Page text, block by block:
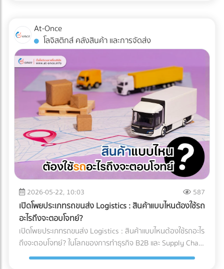
งาน ระบบระบายน้ำใต้ดิน (Subsurface Drainage): วางท่อเจาะรู
ใต้ดินเพื่อลดระดับน้ำใต้ดิน ป้องกันดินอ่อนตัว บ่อพักน้ำและปั๊ม
น้ำ (Retention Ponds & Pump Stations): สร้างบ่อพักน้ำ
ชั่วคราวในจุดที่ต่ำที่สุด และใช้ปั๊มน้ำบาดาลหรือเครื่องสูบน้ำขนาด
ใหญ่ สูบน้ำออกสู่แหล่งน้ำสาธารณะอย่างรวดเร็ว ผลลัพธ์ที่ได้
และคำแนะนำสำหรับ Site Manager จากการวางระบบระบายน้ำ
อย่างรัดกุม โครงการสามารถดำเนินงานต่อได้ 100% ตลอดฤดู
ฝน อายุการใช้งานของเครื่องจักรไม่สั้นลง และไม่มีค่าซ่อมบำรุง
ฉุกเฉิน สรุป 3 ข้อแนะนำก่อนเริ่มงาน: 1. เช็กประวัติน้ำท่วมย้อน
หลัง 2. เตรียมเนินดินหรือพื้นที่สูงสำหรับจอดเครื่องจักรหลังเลิก
งาน 3. จัดทำแผนฉุกเฉินในการอพยพเครื่องจักร กำลังเตรียม
พื้นที่ก่อสร้าง หรือต้องการเช่าเครื่องจักรหนัก หรือวางแผน
จัดการเรื่องน้ำ? ค้นหาและเปรียบเทียบบริการได้ที่ At-Once
แพลตฟอร์มรวมธุรกิจ B2B อันดับหนึ่งของไทย
และเสียต้นทุน ในปี 2026 AI ตรวจสอบคุณภาพ และ Machine
Learning โรงงาน ได้เข้ามาปฏิวัติเครื่องตรวจจับสิ่งแปลกปลอม
ไปสู่ยุคใหม่ที่แม่นยำกว่าเดิมเพื่อแก้ปัญหา False Reject อย่าง
จริงจัง ซึ่งถือเป็นมาตรฐานใหม่ที่โรงงานอาหารในไทยต้องเริ่ม
ปรับตัวตามแนวทางสากลนี้ Machine Learning เปลี่ยนการ
ทำงานของเครื่อง X-ray อย่างไร? เทคโนโลยี X-ray
อุตสาหกรรมอาหาร 2026 ใช้ระบบ AI ในการทำ Anomaly
Detection (การตรวจจับความผิดปกติ) แทนที่จะตั้งค่าความหนา
แน่นแบบตายตัว AI จะเรียนรู้ภาพของอาหารที่สมบูรณ์แบบนับ
หมื่นภาพ เมื่อเจอสิ่งผิดปกติที่ซ่อนอยู่ในพื้นผิวที่ซับซ้อน (เช่น
ซีเรียล หรือถั่วรวม) AI จะประมวลผลและคัดแยกได้อย่างแม่นยำ 3
เทรนด์ความสามารถใหม่ของระบบ QC อาหารอัตโนมัติ 1. การ
ตรวจจับสิ่งแปลกปลอมความหนาแน่นต่ำ: AI ช่วยให้เครื่องสแกน
x-ray ตรวจจับพลาสติกบาง, ยาง, หรือกระดูกอ่อนในเนื้อสัตว์
ซึ่งเป็นสิ่งที่รังสี X-ray แบบเดิมมักจะมองข้าม 2. ตรวจสอบบรรจุ
ภัณฑ์และน้ำหนักในขั้นตอนเดียว: เครื่อง X-ray ยุคใหม่สามารถ
ตรวจสอบรอยซีลรั่ว สินค้าแหว่งหาย และเช็กน้ำหนักรวมไปพร้อม
กับการหาสิ่งแปลกปลอมในเสี้ยววินาที 3. Data Analytics &
Cloud Monitoring: เชื่อมต่อข้อมูลขึ้น Cloud แบบ Real-time
ทำให้ผู้จัดการโรงงานรู้ได้ทันทีว่าของเสียเกิดจากไลน์ผลิตไหน
At-Once
โลจิสติกส์ คลังสินค้า และการจัดส่ง
2026-05-22, 10:03 587
เปิดโพยประเภทรถขนส่ง Logistics : สินค้าแบบไหนต้องใช้รถ
อะไรถึงจะตอบโจทย์?
เปิดโพยประเภทรถขนส่ง Logistics : สินค้าแบบไหนต้องใช้รถอะไร
ถึงจะตอบโจทย์? ในโลกของการทำธุรกิจ B2B และ Supply Chain
การขนส่งสินค้าไม่ใช่แค่การนำของจากจุด A ไปส่งที่จุด B แต่คือ